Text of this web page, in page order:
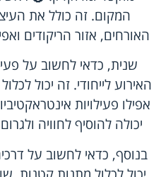
המקום. זה כולל את
האורחים, אזור הריקודים
שנית, כדאי לחשוב על
האירוע לייחודי. זה יכול
אפילו פעילויות
יכולה להוסיף לחוויה
בנוסף, כדאי לחשוב על